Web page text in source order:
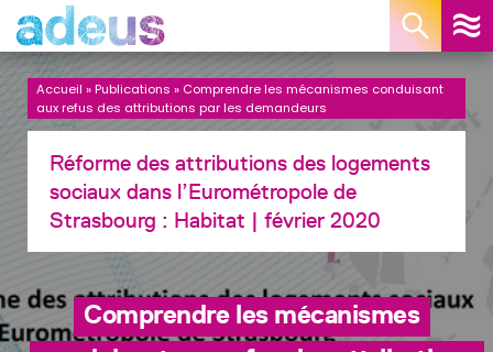
Accueil »Publications » Comprendre les mécanismes conduisant
aux refus des attributions par les demandeurs
Réforme des attributions des logements
sociaux dans l’Eurométropole de
Strasbourg : Habitat | février 2020
Comprendre les mécanismes
Panneau de gestion des cookies